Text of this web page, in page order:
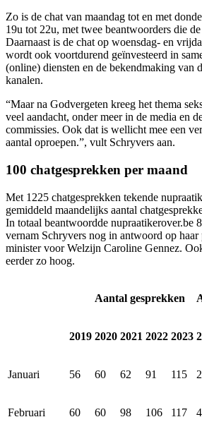
Zo is de chat van maandag tot en met
19u tot 22u, met twee beantwoorders die
Daarnaast is de chat op woensdag- en
wordt ook voortdurend geïnvesteerd in
(online) diensten en de bekendmaking van
kanalen.
“Maar na Godvergeten kreeg het thema
veel aandacht, onder meer in de media en
commissies. Ook dat is wellicht mee een
aantal oproepen.”, vult Schryvers aan.
100 chatgesprekken per maand
Met 1225 chatgesprekken tekende
gemiddeld maandelijks aantal
In totaal beantwoordde nupraatikerover.be
vernam Schryvers nog in antwoord op haar
minister voor Welzijn Caroline Gennez.
eerder zo hoog.
Aantal gesprekken
2019 2020 2021 2022 2023
Januari 56 60 62 91 115
Februari 60 60 98 106 117